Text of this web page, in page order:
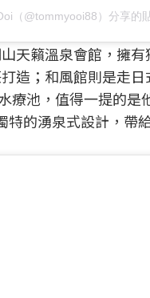
（@tommyooi88）分享的
天籟溫泉會館，擁
造；和風館則是走
療池，值得一提的
特的湧泉式設計，帶